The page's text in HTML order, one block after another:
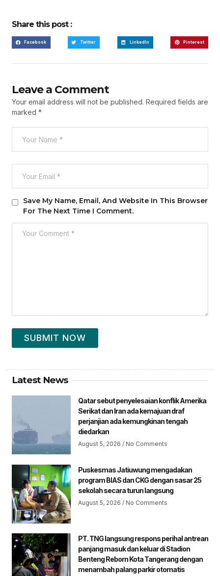
Share this post :
Facebook Twitter LinkedIn Pinterest
Leave a Comment
Your email address will not be published. Required fields are
marked *
Save My Name, Email, And Website In This Browser
For The Next Time I Comment.
SUBMIT NOW
Latest News
Qatar sebut penyelesaian konflik Amerika
Serikat dan Iran ada kemajuan draf
perjanjian ada kemungkinan tengah
diedarkan
August 5, 2026 No Comments
Puskesmas Jatiuwung mengadakan
program BIAS dan CKG dengan sasar 25
sekolah secara turun langsung
August 5, 2026 No Comments
PT. TNG langsung respons perihal antrean
panjang masuk dan keluar di Stadion
Benteng Reborn Kota Tangerang dengan
menambah palang parkir otomatis